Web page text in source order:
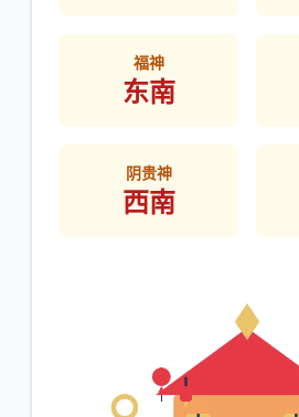
福神
东南
阴贵神
西南